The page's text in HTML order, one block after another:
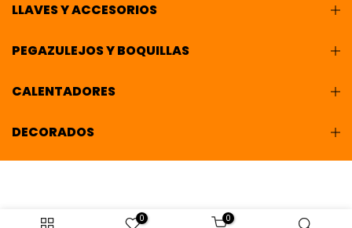
LLAVES Y ACCESORIOS
PEGAZULEJOS Y BOQUILLAS
CALENTADORES
DECORADOS
0 0